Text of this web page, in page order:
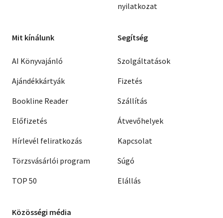
nyilatkozat
Mit kínálunk
AI Könyvajánló
Ajándékkártyák
Bookline Reader
Előfizetés
Hírlevél feliratkozás
Törzsvásárlói program
TOP 50
Segítség
Szolgáltatások
Fizetés
Szállítás
Átvevőhelyek
Kapcsolat
Súgó
Elállás
Közösségi média